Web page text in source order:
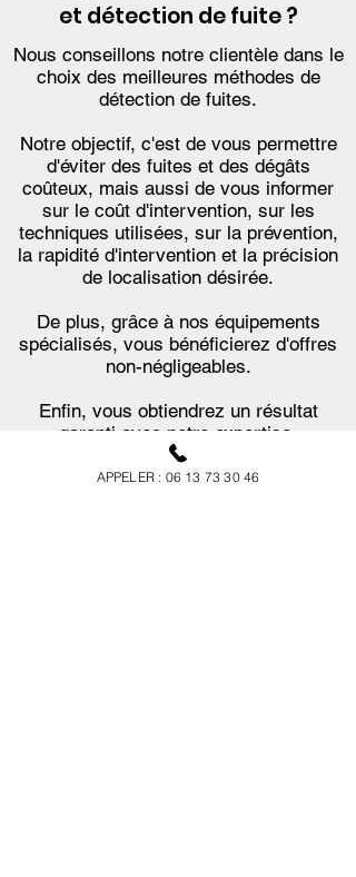
et détection de fuite ?
Nous conseillons notre clientèle dans le
choix des meilleures méthodes de
détection de fuites.
Notre objectif, c'est de vous permettre
d'éviter des fuites et des dégâts
coûteux, mais aussi de vous informer
sur le coût d'intervention, sur les
techniques utilisées, sur la prévention,
la rapidité d'intervention et la précision
de localisation désirée.
De plus, grâce à nos équipements
spécialisés, vous bénéficierez d'offres
non-négligeables.
Enfin, vous obtiendrez un résultat
garanti avec notre expertise.
N'hésitez plus, votre demande de devis
APPELER : 06 13 73 30 46